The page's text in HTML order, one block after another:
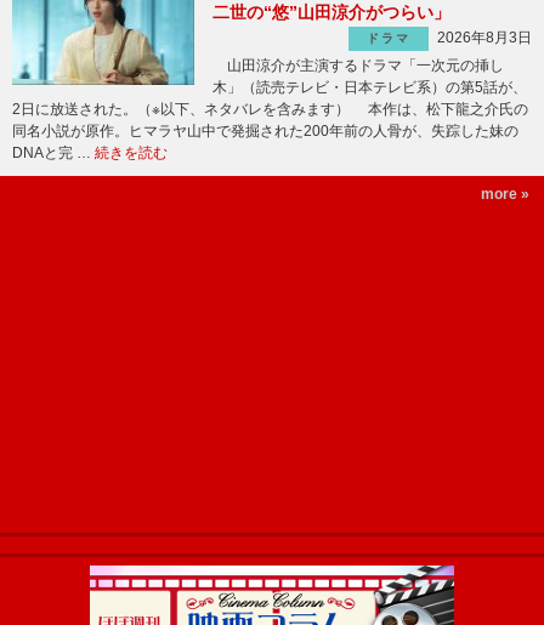
二世の“悠”山田涼介がつらい」
ドラマ
2026年8月3日
山田涼介が主演するドラマ「一次元の挿し
木」（読売テレビ・日本テレビ系）の第5話が、
2日に放送された。（※以下、ネタバレを含みます） 本作は、松下龍之介氏の
同名小説が原作。ヒマラヤ山中で発掘された200年前の人骨が、失踪した妹の
DNAと完 … 続きを読む
more »